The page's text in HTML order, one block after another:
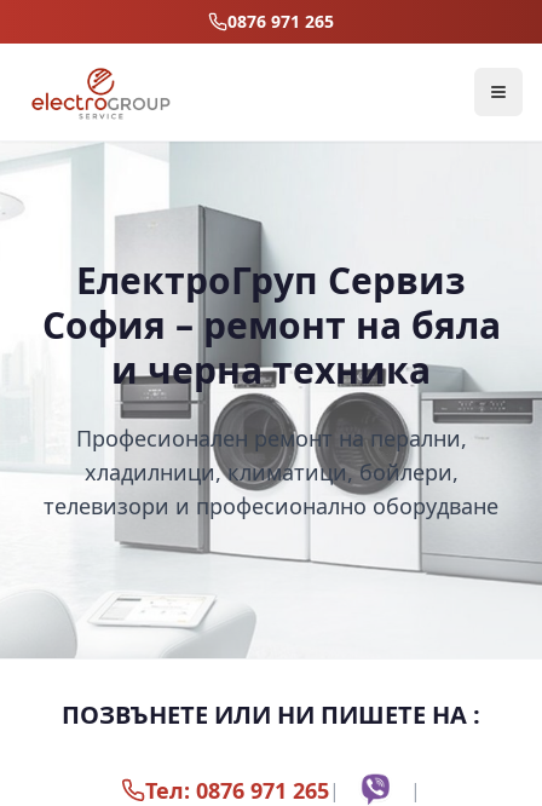
0876 971 265
ЕлектроГруп Сервиз
София – ремонт на бяла
и черна техника
Професионален ремонт на перални,
хладилници, климатици, бойлери,
телевизори и професионално оборудване
ПОЗВЪНЕТЕ ИЛИ НИ ПИШЕТЕ НА :
Тел: 0876 971 265| |